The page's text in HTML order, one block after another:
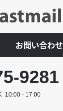
お問い合わせ
9281
10:00 - 17:00